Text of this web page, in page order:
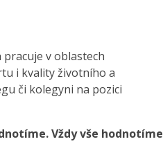
v oblastech
i kvality životního a
či kolegyni na pozici
Vždy vše hodnotíme